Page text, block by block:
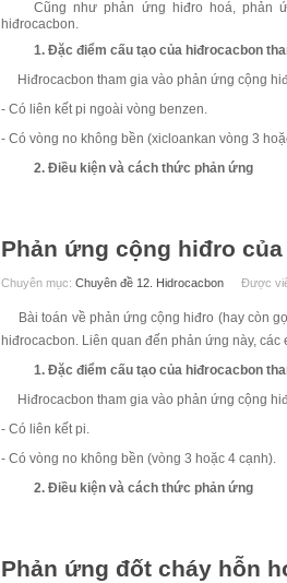
Cũng như phản ứng hiđro hoá, phản
hiđrocacbon.
1. Đặc điểm cấu tạo của hiđrocacbon
Hiđrocacbon tham gia vào phản ứng cộng
- Có liên kết pi ngoài vòng benzen.
- Có vòng no không bền (xicloankan vòng 3
2. Điều kiện và cách thức phản ứng
Phản ứng cộng hiđro
Chuyên mục: Chuyên đề 12. Hidrocacbon Được
Bài toán về phản ứng cộng hiđro (hay còn
hiđrocacbon. Liên quan đến phản ứng này, các
1. Đặc điểm cấu tạo của hiđrocacbon
Hiđrocacbon tham gia vào phản ứng cộng
- Có liên kết pi.
- Có vòng no không bền (vòng 3 hoặc 4 cạnh).
2. Điều kiện và cách thức phản ứng
Phản ứng đốt cháy hỗn